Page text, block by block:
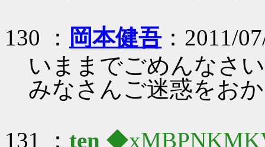
130 ： 岡本健吾：2011/
いままでごめんなさ
みなさんご迷惑をお
131 ： ten